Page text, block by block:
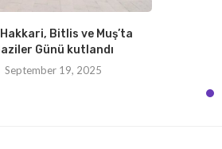
Bitlis ve Muş’ta
Günü kutlandı
September 19, 2025